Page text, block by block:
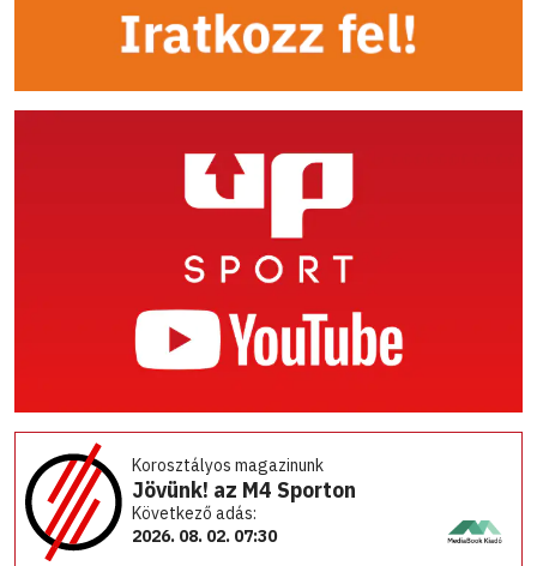
Korosztályos magazinunk
Jövünk! az M4 Sporton
Következő adás:
2026. 08. 02. 07:30